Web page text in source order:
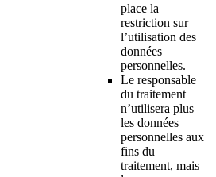
place la
restriction sur
l’utilisation des
données
personnelles.
Le responsable
du traitement
n’utilisera plus
les données
personnelles aux
fins du
traitement, mais